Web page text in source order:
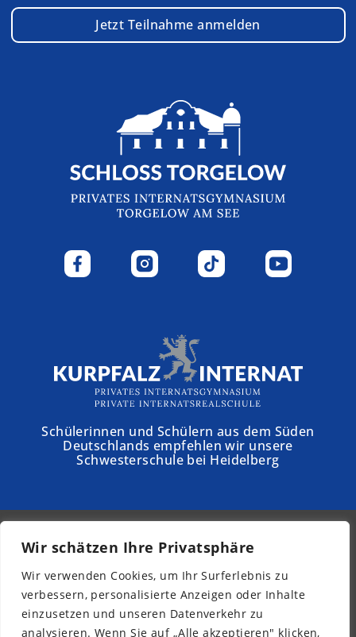
Wir schätzen Ihre Privatsphäre
Wir verwenden Cookies, um Ihr Surferlebnis zu
verbessern, personalisierte Anzeigen oder Inhalte
einzusetzen und unseren Datenverkehr zu
analysieren. Wenn Sie auf „Alle akzeptieren" klicken,
Jetzt Teilnahme anmelden
Schülerinnen und Schülern aus dem Süden
Deutschlands empfehlen wir unsere
Schwesterschule bei Heidelberg
© 2026 - Schloss Torgelow
Newsletter
Impressum
Datenschutz